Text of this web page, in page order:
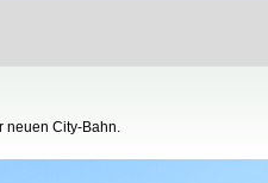
City-Bahn.